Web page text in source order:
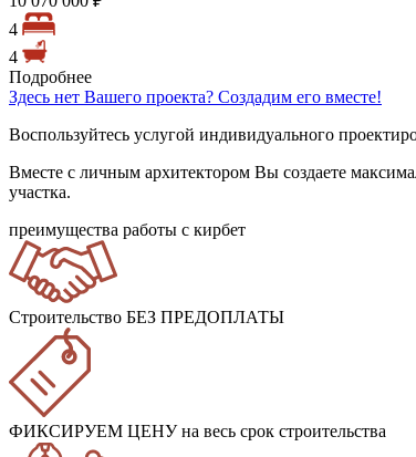
4
4
Подробнее
Здесь нет Вашего проекта? Создадим его вместе!
Воспользуйтесь услугой индивидуального
Вместе с личным архитектором Вы создаете
участка.
преимущества работы с кирбет
Строительство БЕЗ ПРЕДОПЛАТЫ
ФИКСИРУЕМ ЦЕНУна весь срок строительства